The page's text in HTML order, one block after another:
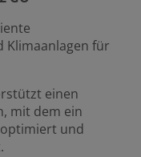
Klimaanlagen für
einen
mit dem ein
und